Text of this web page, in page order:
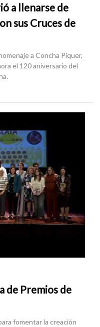
a llenarse de
sus Cruces de
a Concha Piquer,
el 120 aniversario del
de Premios de
fomentar la creación